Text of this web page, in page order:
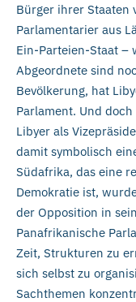
Bürger ihrer Staaten
Parlamentarier aus
Ein-Parteien-Staat –
Abgeordnete sind
Bevölkerung, hat
Parlament. Und
Libyer als
damit symbolisch
Südafrika, das eine
Demokratie ist,
der Opposition in
Panafrikanische
Zeit, Strukturen zu
sich selbst zu
Sachthemen